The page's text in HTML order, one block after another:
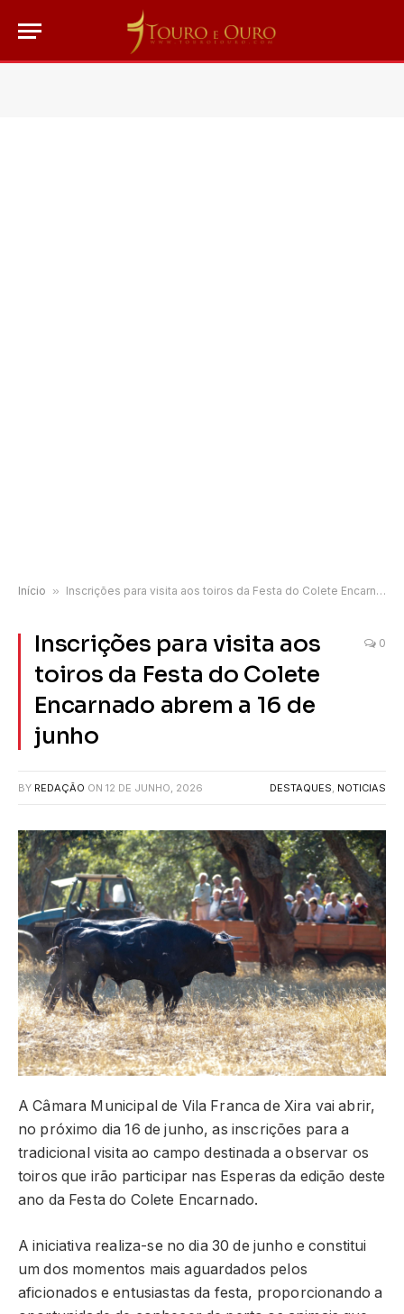
Início » Inscrições para visita aos toiros da Festa do Colete Encarnado abrem a 16 de junho
Inscrições para visita aos
toiros da Festa do Colete
Encarnado abrem a 16 de
junho
0
BY REDAÇÃO ON 12 DE JUNHO, 2026 DESTAQUES, NOTICIAS
A Câmara Municipal de Vila Franca de Xira vai abrir,
no próximo dia 16 de junho, as inscrições para a
tradicional visita ao campo destinada a observar os
toiros que irão participar nas Esperas da edição deste
ano da Festa do Colete Encarnado.
A iniciativa realiza-se no dia 30 de junho e constitui
um dos momentos mais aguardados pelos
aficionados e entusiastas da festa, proporcionando a